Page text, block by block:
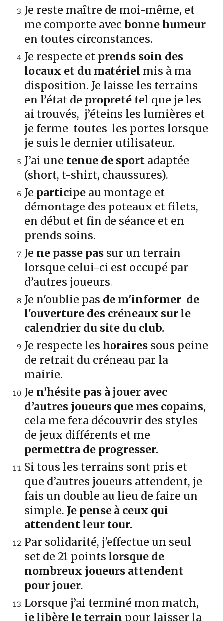
Je reste maître de moi-même, et
me comporte avec bonne humeur
en toutes circonstances.
Je respecte et prends soin des
locaux et du matériel mis à ma
disposition. Je laisse les terrains
en l’état de propreté tel que je les
ai trouvés, j’éteins les lumières et
je ferme toutes les portes lorsque
je suis le dernier utilisateur.
J’ai une tenue de sport adaptée
(short, t-shirt, chaussures).
Je participe au montage et
démontage des poteaux et filets,
en début et fin de séance et en
prends soins.
Je ne passe pas sur un terrain
lorsque celui-ci est occupé par
d’autres joueurs.
Je n'oublie pas de m'informer de
l'ouverture des créneaux sur le
calendrier du site du club.
Je respecte leshoraires sous peine
de retrait du créneau par la
mairie.
Je n’hésite pas à jouer avec
d’autres joueurs que mes copains,
cela me fera découvrir des styles
de jeux différents et me
permettra de progresser.
Si tous les terrains sont pris et
que d’autres joueurs attendent, je
fais un double au lieu de faire un
simple. Je pense à ceux qui
attendent leur tour.
Par solidarité, j'effectue un seul
set de 21 points lorsque de
nombreux joueurs attendent
pour jouer.
Lorsque j’ai terminé mon match,
je libère le terrain pour laisser la